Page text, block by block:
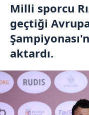
Milli sporcu
geçtiği
aktardı.